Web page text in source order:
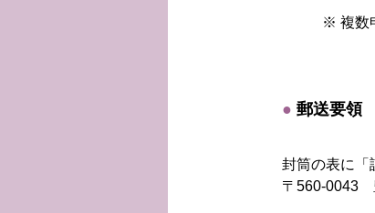
※ 複数
郵送要領
封筒の表に「
〒560-0043